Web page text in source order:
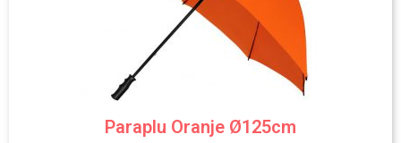
Paraplu Oranje Ø125cm